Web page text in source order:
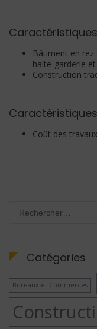
Bâtiment en rez
halte-garderie
Construction
Coût des
Catégories
Bureaux et Commerces